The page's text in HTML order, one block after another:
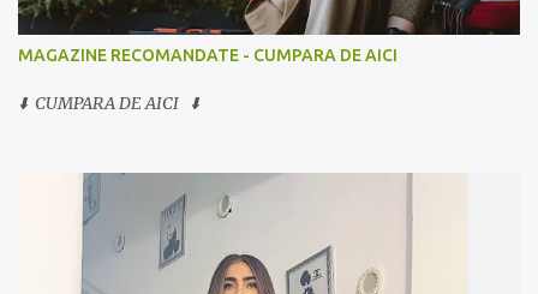
MAGAZINE RECOMANDATE - CUMPARA DE AICI
⬇️ CUMPARA DE AICI ⬇️